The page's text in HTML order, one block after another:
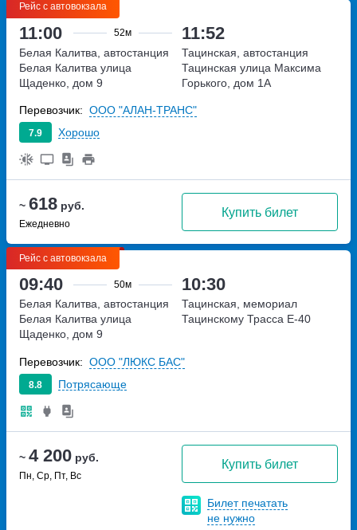
Рейс с автовокзала
11:00 52м 11:52
~ 618 руб.
Ежедневно
Купить билет
Белая Калитва, автостанция
Белая Калитва улица
Щаденко, дом 9
Тацинская, автостанция
Тацинская улица Максима
Горького, дом 1А
7.9 Хорошо
Перевозчик: ООО "АЛАН-ТРАНС"
Рейс с автовокзала
09:40 50м 10:30
~ 4 200 руб.
Пн, Ср, Пт, Вс
Купить билет
Билет печатать
не нужно
Белая Калитва, автостанция
Белая Калитва улица
Щаденко, дом 9
Тацинская, мемориал
Тацинскому Трасса Е-40
8.8 Потрясающе
Перевозчик: ООО "ЛЮКС БАС"